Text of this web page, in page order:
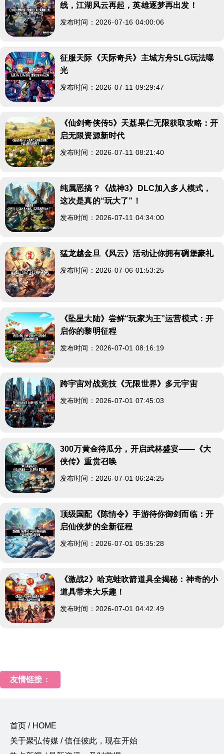
线，江湖风云再起，英雄逐梦再出发！
发布时间：2026-07-16 04:00:06
征服天际《天际奇兵》主城方舟SLG玩法曝
光
发布时间：2026-07-11 09:29:47
《仙剑奇侠传5》天荔果仁无限获取攻略：开
启无限资源新时代
发布时间：2026-07-11 08:21:40
纯属恶搞？《战神3》DLC加入多人模式，
这次是真的“玩大了”！
发布时间：2026-07-11 04:34:00
猛龙越金旦《风云》活动让你拥有碉堡豪礼
发布时间：2026-07-06 01:53:25
《坠星大陆》尝鲜“玩家为王”运营模式：开
启你的黎明征程
发布时间：2026-07-01 08:16:19
跨宇宙对战竞技《无限世界》多元宇宙
发布时间：2026-07-01 07:45:03
300万黄金待瓜分，开启武林盛宴——《大
侠传》重赏召唤
发布时间：2026-07-01 06:24:25
顶级国配《陈情令》手游待你御剑而临：开
启仙侠梦的全新征程
发布时间：2026-07-01 05:35:28
《激战2》哈克蛙吹箭道具全揭秘：神奇的小
道具带来大乐趣！
发布时间：2026-07-01 04:42:49
友情链接：
首页 / HOME
关于聚弘传媒 / 信任彼此，现在开始